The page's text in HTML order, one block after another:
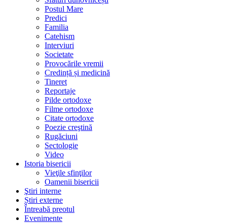
Postul Mare
Predici
Familia
Catehism
Interviuri
Societate
Provocările vremii
Credință și medicină
Tineret
Reportaje
Pilde ortodoxe
Filme ortodoxe
Citate ortodoxe
Poezie creştină
Rugăciuni
Sectologie
Video
Istoria bisericii
Vieţile sfinţilor
Oamenii bisericii
Ştiri interne
Știri externe
Întreabă preotul
Evenimente